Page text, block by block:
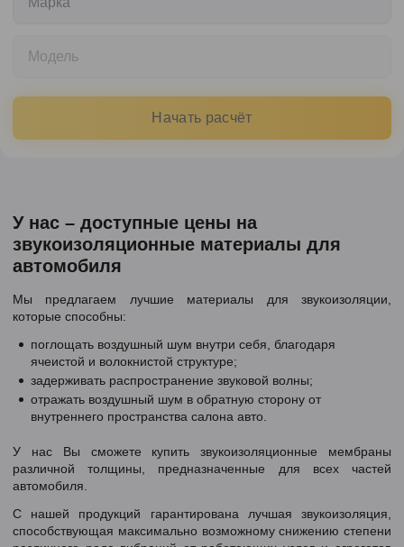
Модель
Начать расчёт
У нас – доступные цены на
звукоизоляционные материалы для
автомобиля
Мы предлагаем лучшие материалы для звукоизоляции,
которые способны:
поглощать воздушный шум внутри себя, благодаря
ячеистой и волокнистой структуре;
задерживать распространение звуковой волны;
отражать воздушный шум в обратную сторону от
внутреннего пространства салона авто.
У нас Вы сможете купить звукоизоляционные мембраны
различной толщины, предназначенные для всех частей
автомобиля.
С нашей продукций гарантирована лучшая звукоизоляция,
способствующая максимально возможному снижению степени